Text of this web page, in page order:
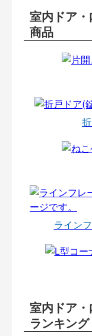
室内ドア
商品
ライン
室内ドア
ランキング